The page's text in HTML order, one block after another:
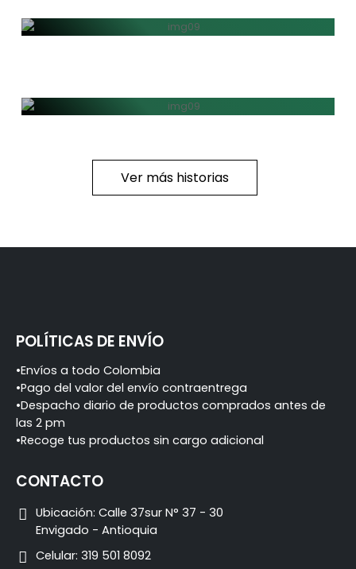
Amazonas
lluvia
Ver más historias
POLÍTICAS DE ENVÍO
•Envíos a todo Colombia
•Pago del valor del envío contraentrega
•Despacho diario de productos comprados antes de
las 2 pm
•Recoge tus productos sin cargo adicional
CONTACTO
Ubicación: Calle 37sur N° 37 - 30
Envigado - Antioquia
Celular: 319 501 8092